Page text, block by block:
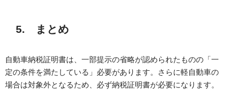
5. まとめ
自動車納税証明書は、一部提示の省略が認められたものの「一
定の条件を満たしている」必要があります。さらに軽自動車の
場合は対象外となるため、必ず納税証明書が必要になります。